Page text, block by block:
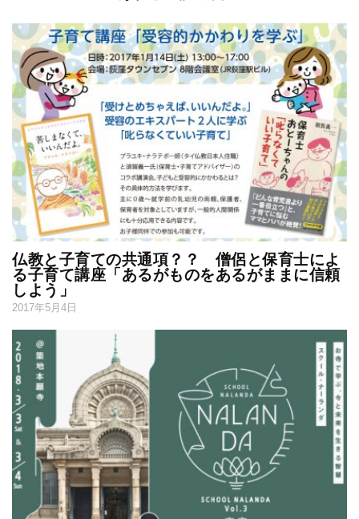
仏教と子育ての共通項？？ 僧侶と保育士によ
る子育て講座「あるがものをあるがままに信頼
しよう」
2017年5月4日